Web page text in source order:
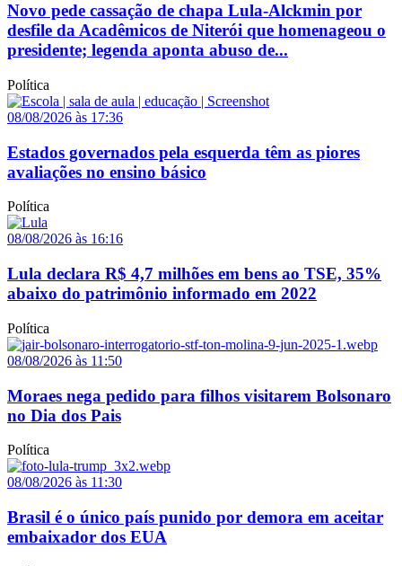
Novo pede cassação de chapa Lula-Alckmin por
desfile da Acadêmicos de Niterói que homenageou o
presidente; legenda aponta abuso de...
Política
08/08/2026 às 17:36
Estados governados pela esquerda têm as piores
avaliações no ensino básico
Política
08/08/2026 às 16:16
Lula declara R$ 4,7 milhões em bens ao TSE, 35%
abaixo do patrimônio informado em 2022
Política
08/08/2026 às 11:50
Moraes nega pedido para filhos visitarem Bolsonaro
no Dia dos Pais
Política
08/08/2026 às 11:30
Brasil é o único país punido por demora em aceitar
embaixador dos EUA